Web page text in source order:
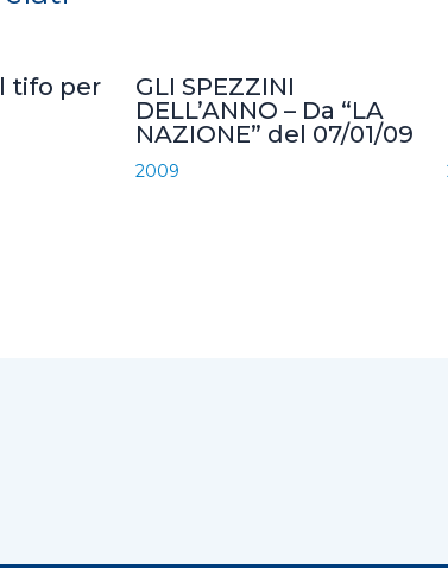
d
tifo per
GLI SPEZZINI
DELL’ANNO – Da “LA
NAZIONE” del 07/01/09
2009